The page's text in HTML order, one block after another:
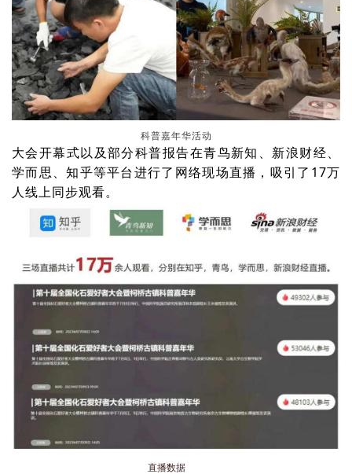
科普嘉年华活动
大会开幕式以及部分科普报告在青鸟新知、新浪财经、
学而思、知乎等平台进行了网络现场直播，吸引了17万
人线上同步观看。
直播数据